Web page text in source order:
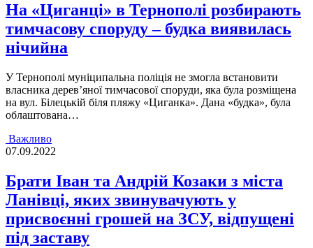
На «Циганці» в Тернополі розбирають
тимчасову споруду – будка виявилась
нічийна
У Тернополi мунiципальна полiцiя не змогла встановити
власника дерев’яної тимчасової споруди, яка була розмiщена
на вул. Бiлецькiй бiля пляжу «Циганка». Дана «будка», була
облаштована…
Важливо
07.09.2022
Брати Іван та Андрій Козаки з міста
Ланівці, яких звинувачують у
присвоєнні грошей на ЗСУ, відпущені
під заставу